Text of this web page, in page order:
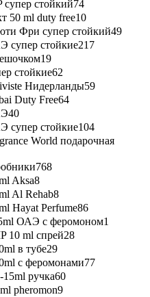
стойкий74
50 ml duty free10
Фри супер стойкий49
супер стойкие217
19
стойкие62
Нидерланды59
Duty Free64
40
супер стойкие104
World подарочная
768
Aksa8
Al Rehab8
Hayat Perfume86
ОАЭ с феромоном1
10 ml спрей28
в тубе29
с феромонами77
ручка60
pheromon9